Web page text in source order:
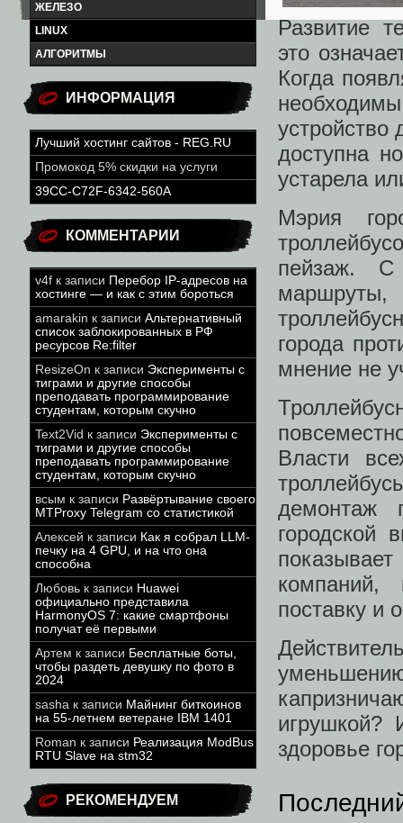
ЖЕЛЕЗО
LINUX
АЛГОРИТМЫ
ИНФОРМАЦИЯ
Лучший хостинг сайтов - REG.RU
Промокод 5% скидки на услуги
39CC-C72F-6342-560A
КОММЕНТАРИИ
v4f к записи Перебор IP-адресов на
хостинге — и как с этим бороться
amarakin к записи Альтернативный
список заблокированных в РФ
ресурсов Re:filter
ResizeOn к записи Эксперименты с
тиграми и другие способы
преподавать программирование
студентам, которым скучно
Text2Vid к записи Эксперименты с
тиграми и другие способы
преподавать программирование
студентам, которым скучно
всым к записи Развёртывание своего
MTProxy Telegram со статистикой
Алексей к записи Как я собрал LLM-
печку на 4 GPU, и на что она
способна
Любовь к записи Huawei
официально представила
HarmonyOS 7: какие смартфоны
получат её первыми
Артем к записи Бесплатные боты,
чтобы раздеть девушку по фото в
2024
sasha к записи Майнинг биткоинов
на 55-летнем ветеране IBM 1401
Roman к записи Реализация ModBus
RTU Slave на stm32
РЕКОМЕНДУЕМ
Развитие
это
Когда
доступна
устарела
Мэрия
пейзаж. С
города
мнение не
Власти
демонтаж
городской
поставку и
игрушкой?
здоровье